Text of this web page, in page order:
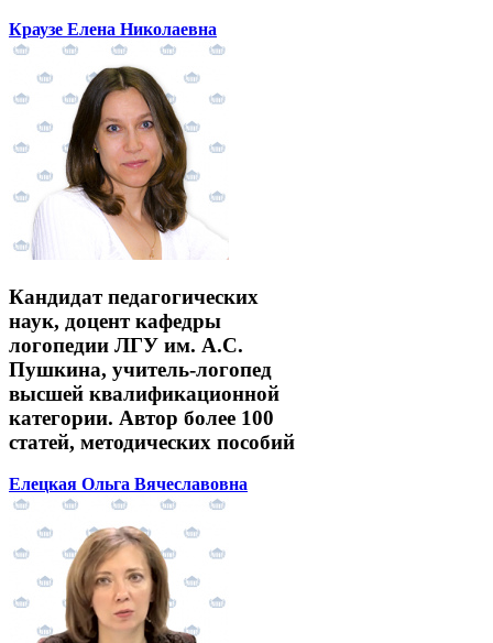
Краузе Елена Николаевна
Кандидат педагогических
наук, доцент кафедры
логопедии ЛГУ им. А.С.
Пушкина, учитель-логопед
высшей квалификационной
категории. Автор более 100
статей, методических пособий
Елецкая Ольга Вячеславовна